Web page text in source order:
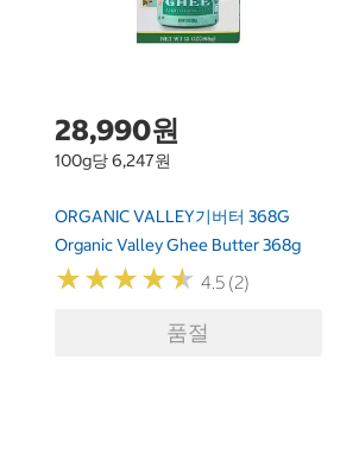
28,990원
100g당 6,247원
ORGANIC VALLEY기버터 368G
Organic Valley Ghee Butter 368g
★★★★★
★★★★★ 4.5 (2)
품절